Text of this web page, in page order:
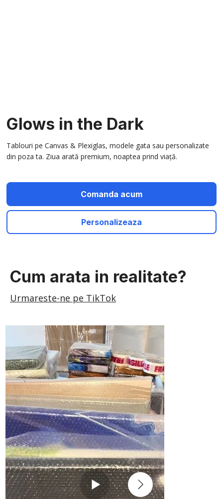
Glows in the Dark
Tablouri pe Canvas & Plexiglas, modele gata sau personalizate
din poza ta. Ziua arată premium, noaptea prind viață.
Comanda acum
Personalizeaza
Cum arata in realitate?
Urmareste-ne pe TikTok